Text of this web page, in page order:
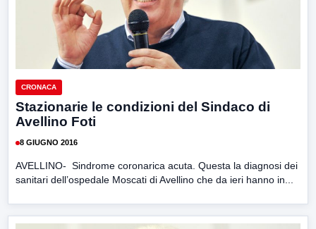
CRONACA
Stazionarie le condizioni del Sindaco di
Avellino Foti
8 GIUGNO 2016
AVELLINO- Sindrome coronarica acuta. Questa la diagnosi dei
sanitari dell’ospedale Moscati di Avellino che da ieri hanno in...